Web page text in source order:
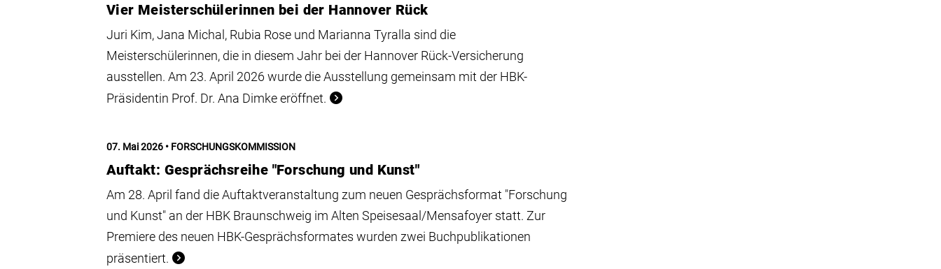
Vier Meisterschülerinnen bei der Hannover Rück
Juri Kim, Jana Michal, Rubia Rose und Marianna Tyralla sind die
Meisterschülerinnen, die in diesem Jahr bei der Hannover Rück-Versicherung
ausstellen. Am 23. April 2026 wurde die Ausstellung gemeinsam mit der HBK-
Präsidentin Prof. Dr. Ana Dimke eröffnet.
07. Mai 2026 FORSCHUNGSKOMMISSION
Auftakt: Gesprächsreihe "Forschung und Kunst"
Am 28. April fand die Auftaktveranstaltung zum neuen Gesprächsformat "Forschung
und Kunst" an der HBK Braunschweig im Alten Speisesaal/Mensafoyer statt. Zur
Premiere des neuen HBK-Gesprächsformates wurden zwei Buchpublikationen
präsentiert.